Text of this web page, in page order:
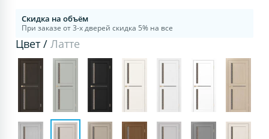
Скидка на объём
При заказе от 3-х дверей скидка 5% на все
Цвет /Латте